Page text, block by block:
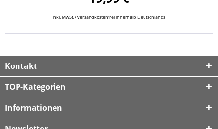
inkl. MwSt. / versandkostenfrei innerhalb Deutschlands
Kontakt
TOP-Kategorien
Informationen